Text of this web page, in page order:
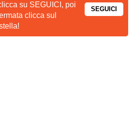
su SEGUICI, poi
clicca sul
SEGUICI